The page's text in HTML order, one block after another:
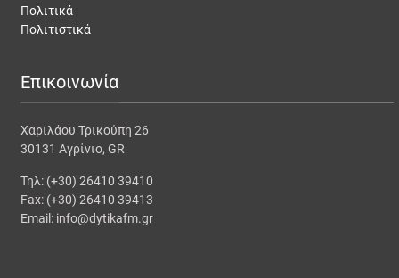
Πολιτικά
Πολιτιστικά
Επικοινωνία
Χαριλάου Τρικούπη 26
30131 Αγρίνιο, GR
Τηλ: (+30) 26410 39410
Fax: (+30) 26410 39413
Email: info@dytikafm.gr